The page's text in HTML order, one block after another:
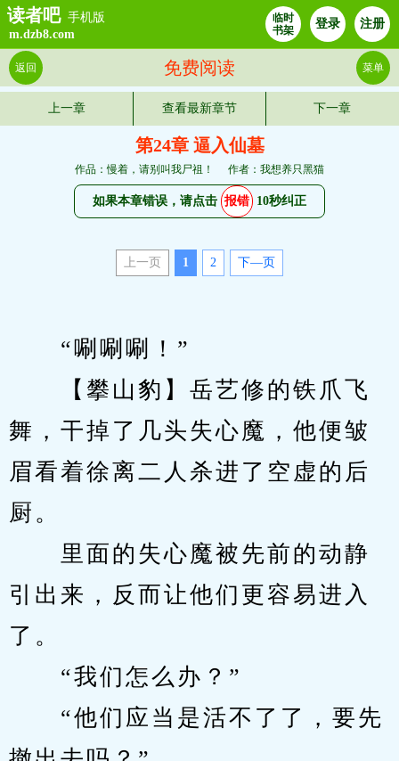
读者吧 手机版
m.dzb8.com
临时
书架
登录 注册
免费阅读
返回 菜单
上一章 查看最新章节 下一章
第24章 逼入仙墓
作品：慢着，请别叫我尸祖！ 作者：我想养只黑猫
如果本章错误，请点击 报错 10秒纠正
上一页 1 2 下—页
“唰唰唰！”
【攀山豹】岳艺修的铁爪飞
舞，干掉了几头失心魔，他便皱
眉看着徐离二人杀进了空虚的后
厨。
里面的失心魔被先前的动静
引出来，反而让他们更容易进入
了。
“我们怎么办？”
“他们应当是活不了了，要先